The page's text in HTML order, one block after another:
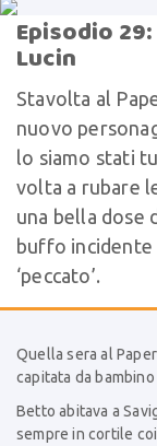
Episodio
Lucin
Stavolta al
nuovo
lo siamo stati
volta a rubare
una bella dose
buffo incidente
‘peccato’.
Quella sera al
capitata da
Betto abitava a
sempre in cortile